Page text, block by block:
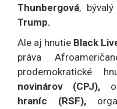
Thunbergová,
Trump.
Ale aj hnutie Black
práva
prodemokratické
novinárov (CPJ),
hraníc
(RSF),